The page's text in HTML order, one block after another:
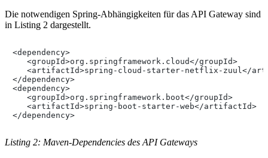
Die notwendigen Spring-Abhängigkeiten für das API Gateway sind
in Listing 2 dargestellt.
<dependency>
   <groupId>org.springframework.cloud</groupId>
<artifactId>spring-cloud-starter-netflix-zuul</
</dependency>
<dependency>
   <groupId>org.springframework.boot</groupId>
   <artifactId>spring-boot-starter-web</artifactId>
</dependency>
Listing 2: Maven-Dependencies des API Gateways